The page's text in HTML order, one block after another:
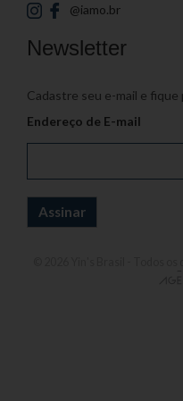
@iamo.br
Newsletter
Cadastre seu e-mail e
Endereço de E-mail